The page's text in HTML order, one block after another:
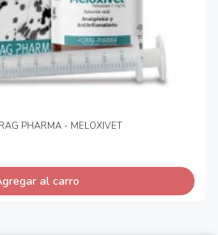
PHARMA - MELOXIVET
al carro